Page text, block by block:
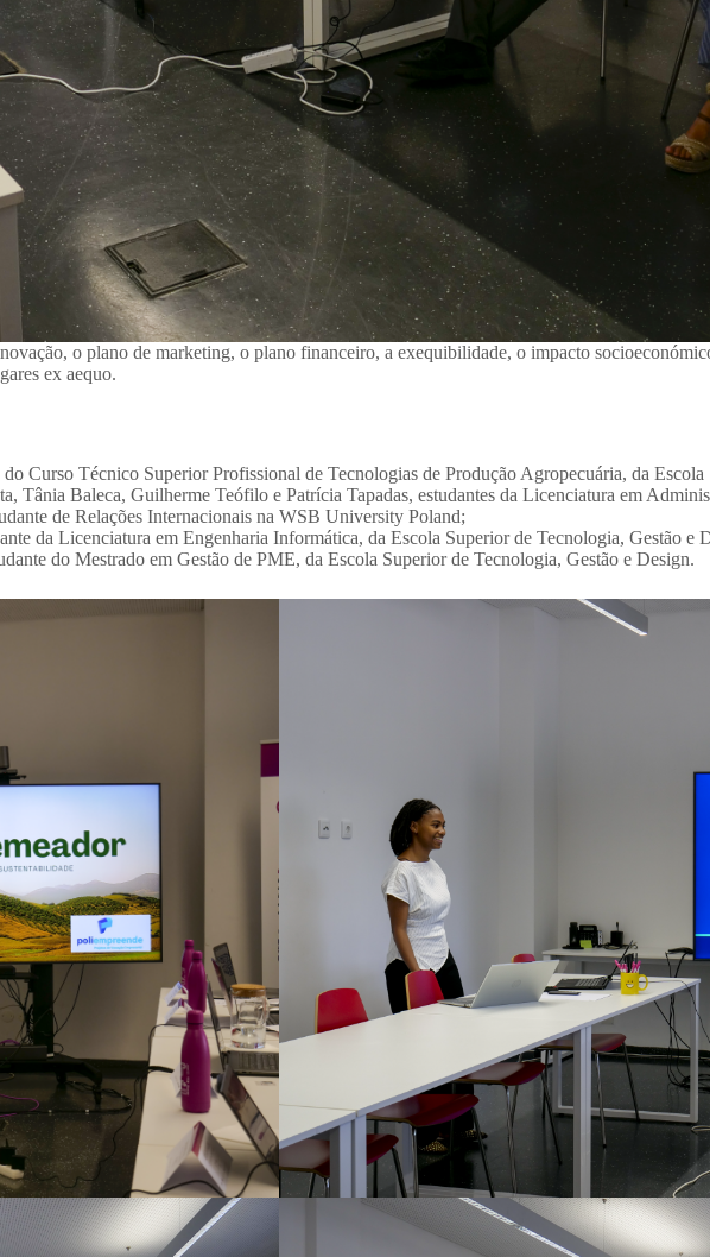
o plano de marketing, o plano financeiro, a exequibilidade, o impacto
ex aequo.
Curso Técnico Superior Profissional de Tecnologias de Produção Agropecuária, da
Tânia Baleca, Guilherme Teófilo e Patrícia Tapadas, estudantes da Licenciatura em
de Relações Internacionais na WSB University Poland;
da Licenciatura em Engenharia Informática, da Escola Superior de Tecnologia, Gestão e
do Mestrado em Gestão de PME, da Escola Superior de Tecnologia, Gestão e Design.